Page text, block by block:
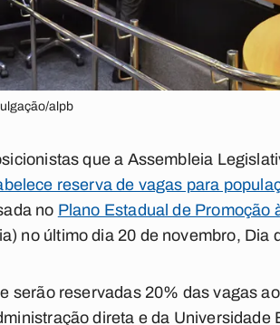
alpb
que a Assembleia
reserva de vagas para
no Plano Estadual de Promoção
no último dia 20 de novembro, Dia
serão reservadas 20% das vagas
direta e da